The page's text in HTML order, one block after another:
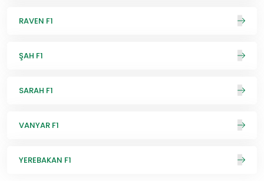
RAVEN F1
ŞAH F1
SARAH F1
VANYAR F1
YEREBAKAN F1